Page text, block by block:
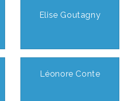
Elise Goutagny
Léonore Conte